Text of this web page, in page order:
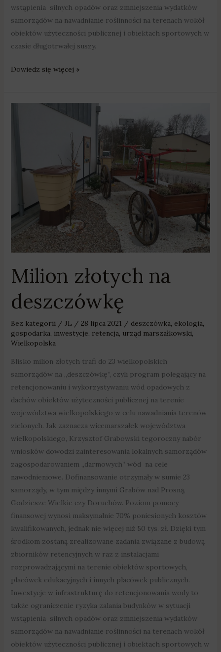
wstąpienia silnych opadów oraz zmniejszenia wydatków
samorządów na nawadnianie roślinności na terenach wokół
obiektów użyteczności publicznej i obiektach sportowych w
czasie długotrwałej suszy.
Dowiedz się więcej »
Milion złotych na
deszczówkę
Bez kategorii/ JL / 28 lipca 2021 / deszczówka, ekologia,
gospodarka, inwestycje, retencja, urząd marszałkowski,
Wielkopolska
Blisko milion złotych trafi do 23 wielkopolskich
samorządów na „deszczówkę”, czyli program polegający na
retencjonowaniu i wykorzystywaniu wód opadowych z
dachów obiektów użyteczności publicznej na terenie
województwa wielkopolskiego w celu nawadniania terenów
zielonych. Jak zaznacza wicemarszałek województwa
wielkopolskiego, Krzysztof Grabowski tegoroczny nabór
wniosków dowodzi zainteresowania lokalnych samorządów
zagospodarowaniem „darmowych” wód na cele
nawodnieniowe. Dofinansowanie otrzymały w sumie 23
samorządy, w tym między innymi Grabów nad Prosną,
Godziesze Wielkie czy Doruchów. Poziom pomocy
finansowej wynosi maksymalnie 70% poniesionych kosztów
kwalifikowanych, jednak nie więcej niż 50 tys. zł. Dzięki tym
środkom zostaną zrealizowane zadania związane z budową
zbiorników retencyjnych w raz z instalacjami
rozprowadzającymi na terenie obiektów sportowych,
placówek edukacyjnych i innych placówek publicznych.
Inwestycje w infrastrukturę do retencjonowania wody to
także ograniczenie ryzyka zalania budynków w sytuacji
wstąpienia silnych opadów oraz zmniejszenia wydatków
samorządów na nawadnianie roślinności na terenach wokół
obiektów użyteczności publicznej i obiektach sportowych w